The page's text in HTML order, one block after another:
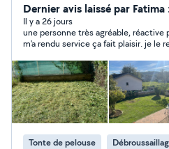
dispose également de tous le
Dernier avis laissé par
Il y a 26 jours
une personne très agréable, réactive
Tonte de pelouse